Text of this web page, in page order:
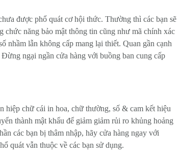
được phổ quát cơ hội thức. Thường thì các bạn sẽ
chức năng bảo mật thông tin cũng như mã chính xác
nhầm lẫn không cấp mang lại thiết. Quan gần cạnh
ngại ngần cửa hàng với buồng ban cung cấp
hiệp chữ cái in hoa, chữ thường, số & cam kết hiệu
thành mật khẩu để giảm giảm rủi ro khủng hoảng
các bạn bị thâm nhập, hãy cửa hàng ngay với
quát vẫn thuộc về các bạn sử dụng.